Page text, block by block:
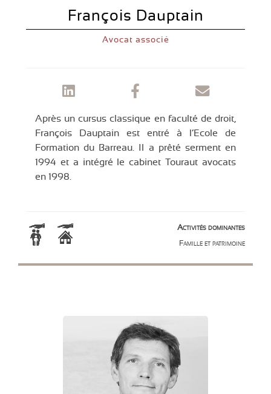
François Dauptain
Avocat associé
Après un cursus classique en faculté de droit,
François Dauptain est entré à l’Ecole de
Formation du Barreau. Il a prêté serment en
1994 et a intégré le cabinet Touraut avocats
en 1998.
Activités dominantes
Famille et patrimoine